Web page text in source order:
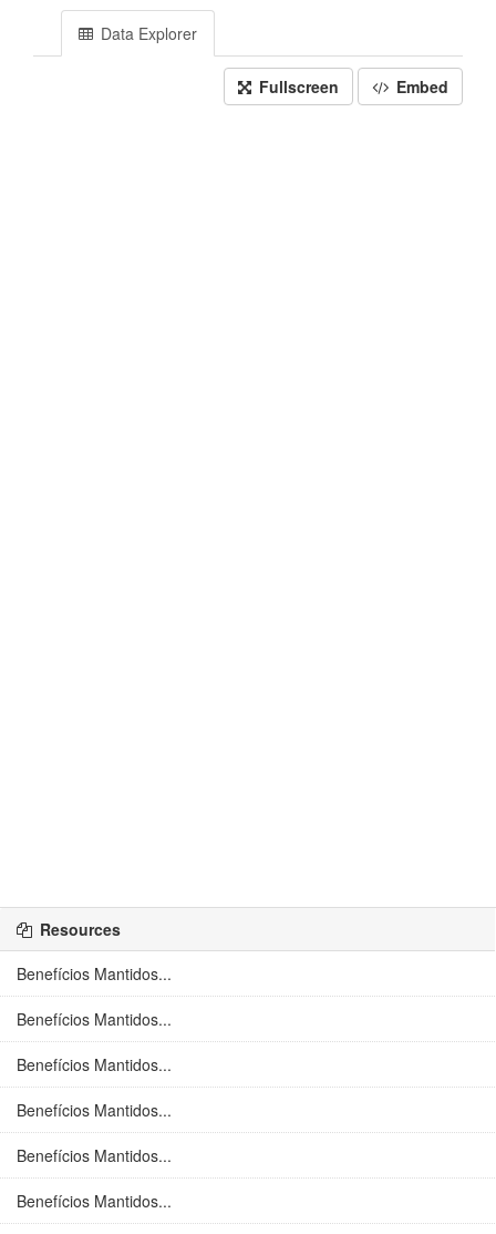
Data Explorer
Fullscreen Embed
Resources
Benefícios Mantidos...
Benefícios Mantidos...
Benefícios Mantidos...
Benefícios Mantidos...
Benefícios Mantidos...
Benefícios Mantidos...